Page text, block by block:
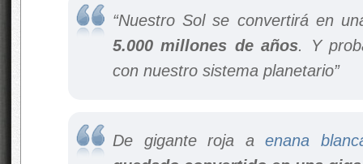
“Nuestro Sol se convertirá en
5.000 millones de años. Y
con nuestro sistema planetario”
De gigante roja a enana